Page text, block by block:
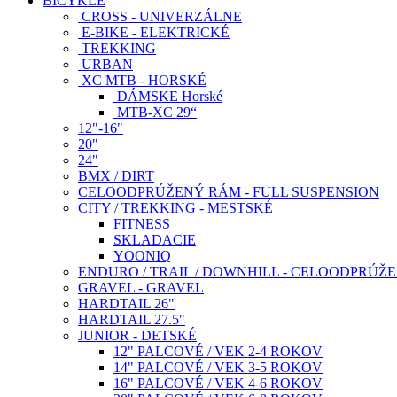
CROSS - UNIVERZÁLNE
E-BIKE - ELEKTRICKÉ
TREKKING
URBAN
XC MTB - HORSKÉ
DÁMSKE Horské
MTB-XC 29“
12"-16"
20"
24"
BMX / DIRT
CELOODPRÚŽENÝ RÁM - FULL SUSPENSION
CITY / TREKKING - MESTSKÉ
FITNESS
SKLADACIE
YOONIQ
ENDURO / TRAIL / DOWNHILL -
GRAVEL - GRAVEL
HARDTAIL 26"
HARDTAIL 27.5"
JUNIOR - DETSKÉ
12" PALCOVÉ / VEK 2-4 ROKOV
14" PALCOVÉ / VEK 3-5 ROKOV
16" PALCOVÉ / VEK 4-6 ROKOV